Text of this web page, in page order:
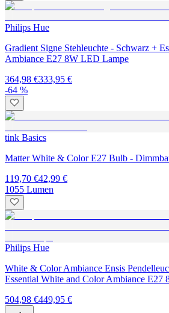
Philips Hue
Gradient Signe Stehleuchte - Schwarz +
Ambiance E27 8W LED Lampe
364,98 €333,95 €
-64 %
tink Basics
Matter White & Color E27 Bulb -
119,70 €42,99 €
1055 Lumen
Philips Hue
White & Color Ambiance Ensis
Essential White and Color Ambiance E27
504,98 €449,95 €